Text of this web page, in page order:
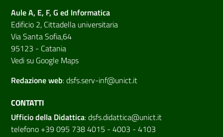
Aule A, E, F, G ed Informatica
Edificio 2, Cittadella universitaria
Via Santa Sofia,64
95123 - Catania
Vedi su Google Maps
Redazione web:dsfs.serv-inf@unict.it
CONTATTI
Ufficio della Didattica:dsfs.didattica@unict.it
telefono +39 095 738 4015 - 4003 - 4103